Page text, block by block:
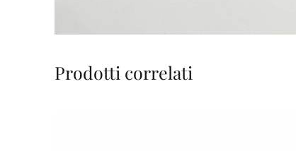
Prodotti correlati